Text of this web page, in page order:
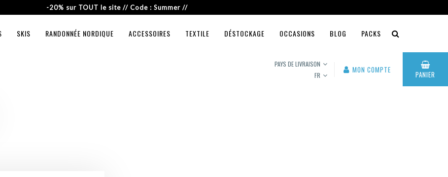
-20% sur TOUT le site // Code : Summer //
SKIS RANDONNÉE NORDIQUE ACCESSOIRES TEXTILE DÉSTOCKAGE OCCASIONS BLOG PACKS
PAYS DE LIVRAISON
FR
MON COMPTE PANIER